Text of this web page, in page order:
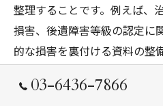
整理することです。例えば、
損害、後遺障害等級の認定に
的な損害を裏付ける資料の整
また、保険会社との交渉で
痛や日常生活への影響も主
03-6436-7866